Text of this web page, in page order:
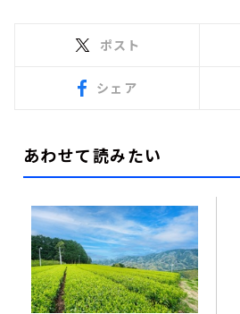
ポスト
シェア
あわせて読みたい